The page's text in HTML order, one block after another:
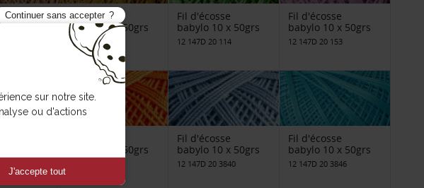
50grs
Fil d'écosse
babylo 10 x 50grs
12 147D 20 111
Fil d'écosse
babylo 10 x 50grs
12 147D 20 114
Fil d'écosse
babylo 10 x 50grs
12 147D 20 153
babylo 10 x 50grs
Fil d'écosse
babylo 10 x 50grs
12 147D 20 3840
Fil d'écosse
babylo 10 x 50grs
12 147D 20 3846
Continuer sans accepter
sur notre site.
ou d'actions
J'accepte tout